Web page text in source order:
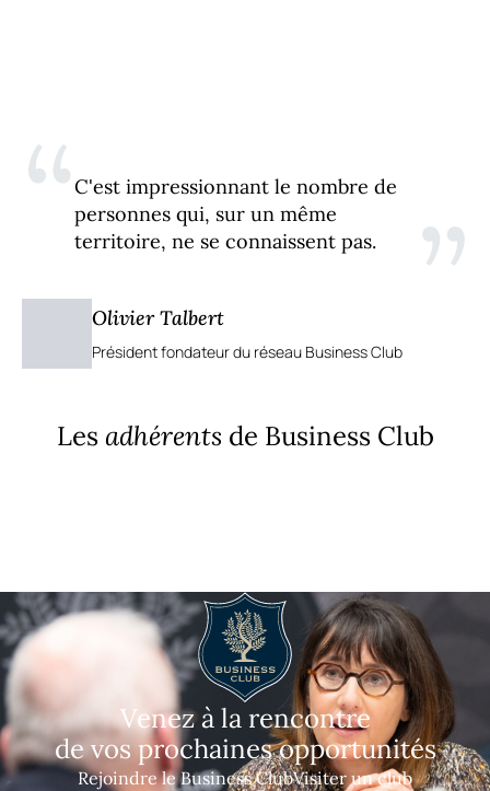
“C'est impressionnant le nombre de
personnes qui, sur un même
territoire, ne se connaissent pas.
”
Olivier Talbert
Président fondateur du réseau Business Club
Les adhérents de Business Club
Venez à la rencontre
de vos prochaines opportunités
Rejoindre le Business ClubVisiter un club